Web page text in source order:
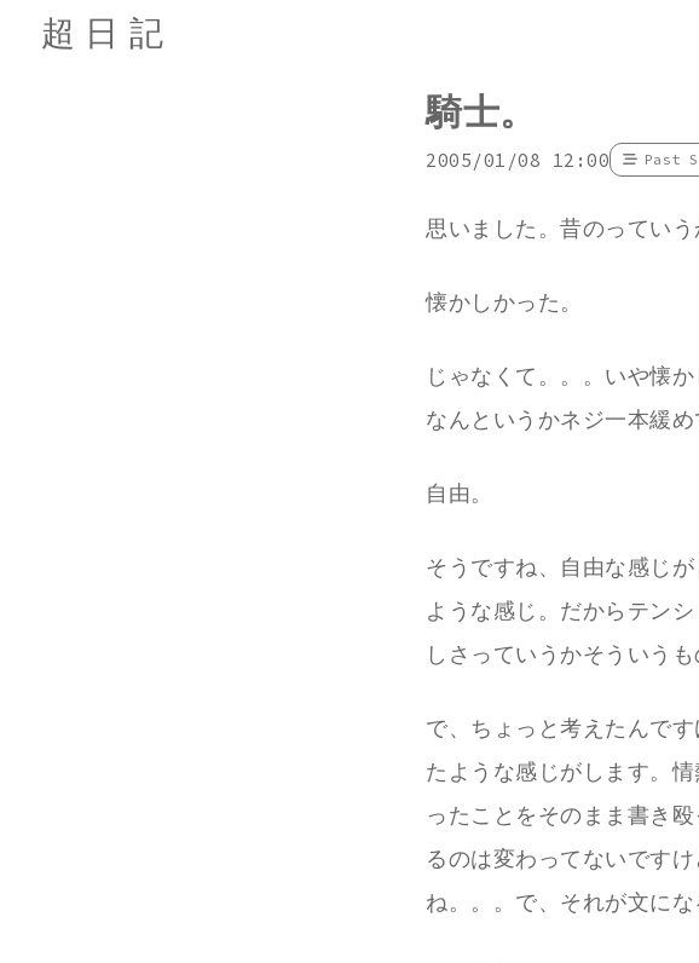
超日記
騎士。
2005/01/08 12:00 Past
思いました。昔のってい
懐かしかった。
じゃなくて。。。いや懐
なんというかネジ一本緩め
自由。
そうですね、自由な感じ
ような感じ。だからテン
しさっていうかそういう
で、ちょっと考えたんで
たような感じがします。
ったことをそのまま書き
るのは変わってないです
ね。。。で、それが文にな